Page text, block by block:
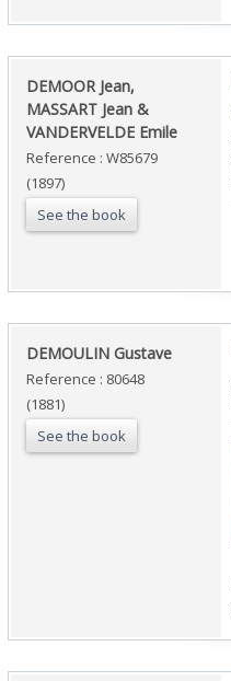
‎DEMOOR Jean,
MASSART Jean &
VANDERVELDE Emile‎
Reference : W85679
(1897)
See the book
‎DEMOULIN Gustave ‎
Reference : 80648
(1881)
See the book